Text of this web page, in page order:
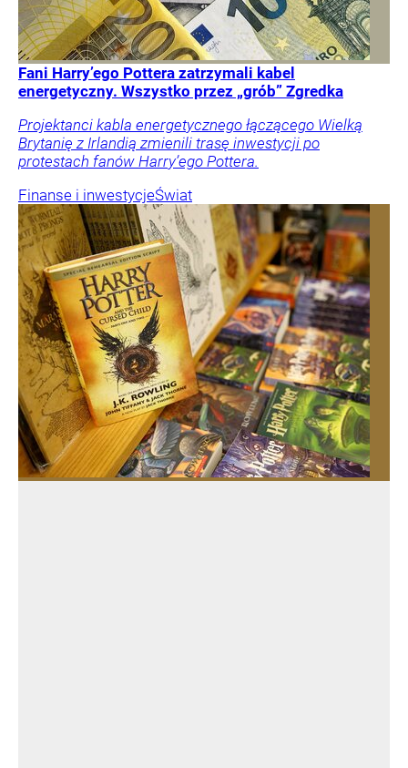
Fani Harry’ego Pottera zatrzymali kabel
energetyczny. Wszystko przez „grób” Zgredka
Projektanci kabla energetycznego łączącego Wielką
Brytanię z Irlandią zmienili trasę inwestycji po
protestach fanów Harry’ego Pottera.
Finanse i inwestycjeŚwiat